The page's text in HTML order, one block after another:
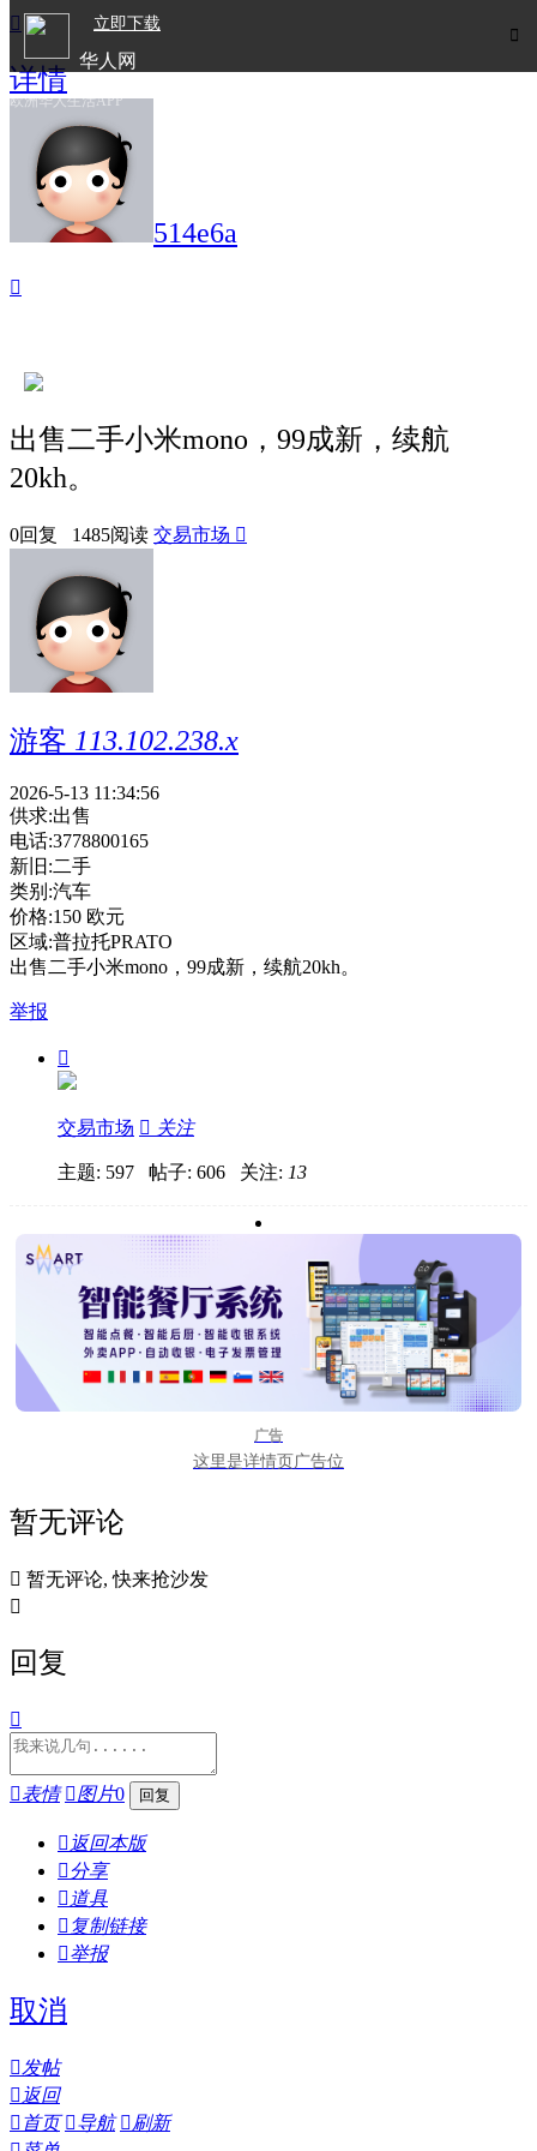

立即下载
华人网
欧洲华人生活APP

详情
514e6a

出售二手小米mono，99成新，续航
20kh。
0回复 1485阅读 交易市场 
游客 113.102.238.x
2026-5-13 11:34:56
供求:出售
电话:3778800165
新旧:二手
类别:汽车
价格:150 欧元
区域:普拉托PRATO
出售二手小米mono，99成新，续航20kh。
举报

交易市场  关注
主题: 597 帖子: 606 关注: 13
广告
这里是详情页广告位
暂无评论
 暂无评论, 快来抢沙发

回复

表情 图片0
 返回本版
分享
 道具
 复制链接
举报
取消
发帖
 返回
 首页 导航 刷新